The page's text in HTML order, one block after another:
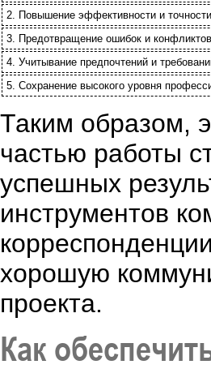
2. Повышение эффективности и
3. Предотвращение ошибок и
4. Учитывание предпочтений и
5. Сохранение высокого уровня
Таким образом,
частью работы
успешных
инструментов
хорошую
проекта.
Как